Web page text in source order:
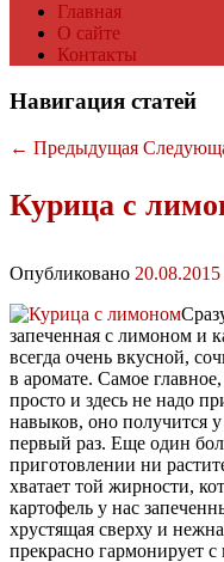
Главная
О сайте
Контакты
Навигация статей
← Предыдущая
Курица с
Опубликовано 20.08.2015
запеченная с лимоном и
всегда очень вкусной,
в аромате. Самое
просто и здесь не надо
навыков, оно получится
первый раз. Еще один
приготовлении ни
хватает той жирности,
картофель у нас
хрустящая сверху и
прекрасно гармонирует с